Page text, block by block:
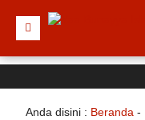
Anda disini : Beranda -